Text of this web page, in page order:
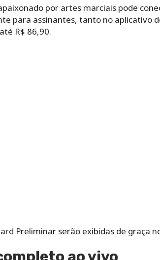
por artes marciais pode
para assinantes, tanto no aplicativo
R$ 86,90.
Preliminar serão exibidas de graça